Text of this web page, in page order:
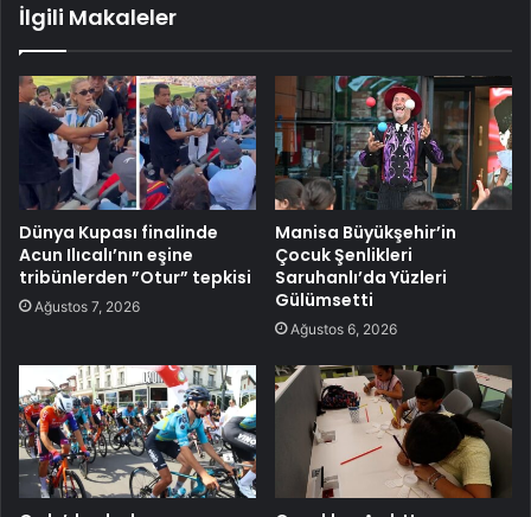
İlgili Makaleler
Dünya Kupası finalinde
Acun Ilıcalı’nın eşine
tribünlerden ”Otur” tepkisi
Ağustos 7, 2026
Manisa Büyükşehir’in
Çocuk Şenlikleri
Saruhanlı’da Yüzleri
Gülümsetti
Ağustos 6, 2026